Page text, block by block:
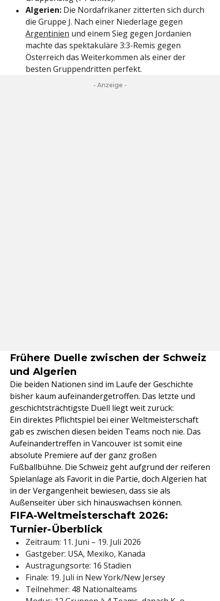
Algerien: Die Nordafrikaner zitterten sich durch
die Gruppe J. Nach einer Niederlage gegen
Argentinien und einem Sieg gegen Jordanien
machte das spektakuläre 3:3-Remis gegen
Österreich das Weiterkommen als einer der
besten Gruppendritten perfekt.
- Anzeige -
Frühere Duelle zwischen der Schweiz
und Algerien
Die beiden Nationen sind im Laufe der Geschichte
bisher kaum aufeinandergetroffen. Das letzte und
geschichtsträchtigste Duell liegt weit zurück:
Ein direktes Pflichtspiel bei einer Weltmeisterschaft
gab es zwischen diesen beiden Teams noch nie. Das
Aufeinandertreffen in Vancouver ist somit eine
absolute Premiere auf der ganz großen
Fußballbühne. Die Schweiz geht aufgrund der reiferen
Spielanlage als Favorit in die Partie, doch Algerien hat
in der Vergangenheit bewiesen, dass sie als
Außenseiter über sich hinauswachsen können.
FIFA-Weltmeisterschaft 2026:
Turnier-Überblick
Zeitraum: 11. Juni – 19. Juli 2026
Gastgeber: USA, Mexiko, Kanada
Austragungsorte: 16 Stadien
Finale: 19. Juli in New York/New Jersey
Teilnehmer: 48 Nationalteams